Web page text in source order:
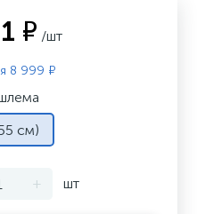
₽ /шт
8 999 ₽
см)
+ шт